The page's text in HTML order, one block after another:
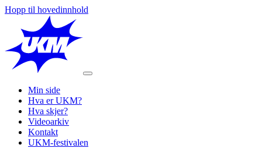
Hopp til hovedinnhold
Min side
Hva er UKM?
Hva skjer?
Videoarkiv
Kontakt
UKM-festivalen